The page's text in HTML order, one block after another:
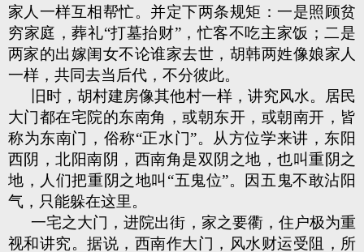
家人一样互相帮忙。并定下两条规矩：一是照顾贫
穷家庭，葬礼“打墓抬财”，忙客不吃主家饭；二是
两家的出嫁闺女不论谁家去世，胡韩两姓像娘家人
一样，共同去当后代，不分彼此。
旧时，胡村建房像其他村一样，讲究风水。居民
大门都在宅院的东南角，或朝东开，或朝南开，皆
称为东南门，俗称“正水门”。从方位学来讲，东阳
西阴，北阳南阴，西南角是双阴之地，也叫重阴之
地，人们把重阴之地叫“五鬼位”。因五鬼不敢沾阳
气，只能躲在这里。
一宅之大门，进院出街，家之要衢，住户极为重
视和讲究。据说，西南作大门，风水财运受阻，所